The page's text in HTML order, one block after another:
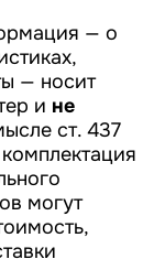
— о
— носит
и не
ст. 437
могут